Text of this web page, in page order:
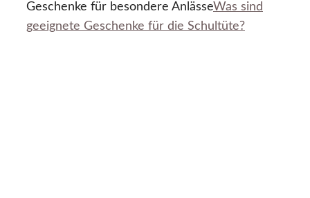
Geschenke für besondere AnlässeWas sind
geeignete Geschenke für die Schultüte?